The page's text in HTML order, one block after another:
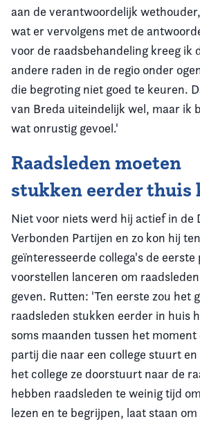
aan de verantwoordelijk
wat er vervolgens met de
voor de raadsbehandeling kreeg ik
andere raden in de regio onder
die begroting niet goed te keuren.
van Breda uiteindelijk wel, maar ik
wat onrustig gevoel.'
Raadsleden moeten
stukken eerder thuis
Niet voor niets werd hij actief in de
Verbonden Partijen en zo kon hij
geïnteresseerde collega's de
voorstellen lanceren om
geven. Rutten: 'Ten eerste zou het
raadsleden stukken eerder in huis
soms maanden tussen het
partij die naar een college stuurt
het college ze doorstuurt naar de
hebben raadsleden te weinig tijd
lezen en te begrijpen, laat staan om